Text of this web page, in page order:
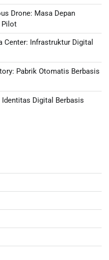
Drone: Masa Depan
Pilot
Center: Infrastruktur Digital
Pabrik Otomatis Berbasis
Digital Berbasis